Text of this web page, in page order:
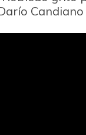
Candiano